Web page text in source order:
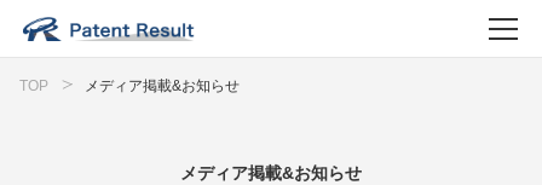
TOP メディア掲載&お知らせ
メディア掲載&お知らせ